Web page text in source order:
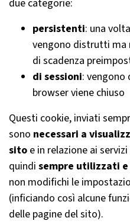
due categorie:
persistenti: una
vengono distrutti ma
di scadenza
di sessioni:
browser viene chiuso
Questi cookie, inviati
sono necessari a
sito e in relazione ai
quindi sempre utilizzati
non modifichi le
(inficiando così alcune
delle pagine del sito).